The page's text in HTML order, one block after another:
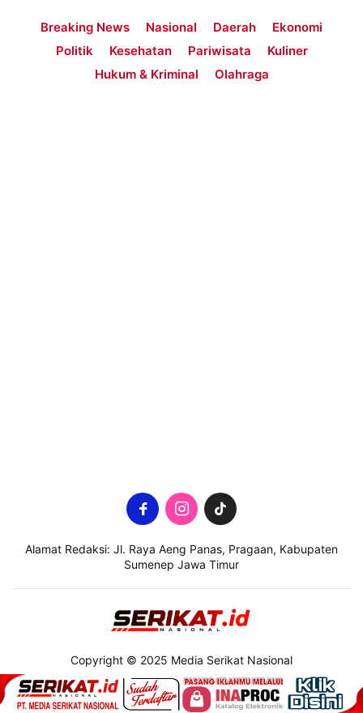
Breaking News Nasional Daerah
Ekonomi
Politik
Kesehatan Pariwisata
Kuliner
Hukum & Kriminal
Olahraga
Alamat Redaksi: Jl. Raya Aeng Panas, Pragaan, Kabupaten
Sumenep Jawa Timur
Copyright © 2025 Media Serikat Nasional